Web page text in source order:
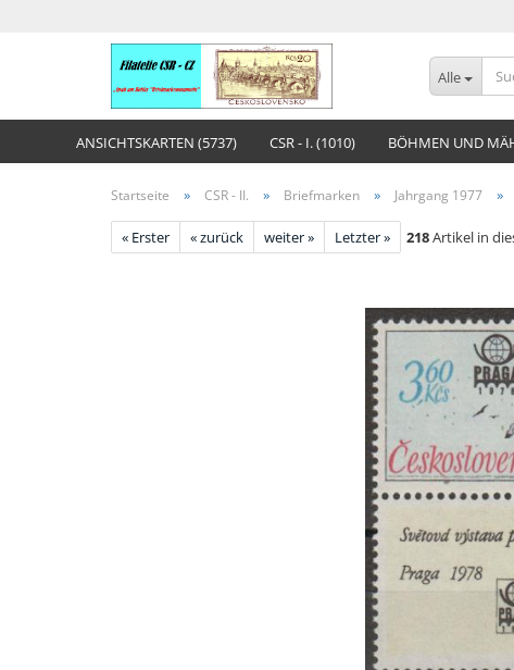
Alle
ANSICHTSKARTEN (5737) CSR - I. (1010) BÖHMEN UND
Startseite » CSR - II. » Briefmarken » Jahrgang 1977 »
« Erster « zurück weiter » Letzter » 218Artikel in